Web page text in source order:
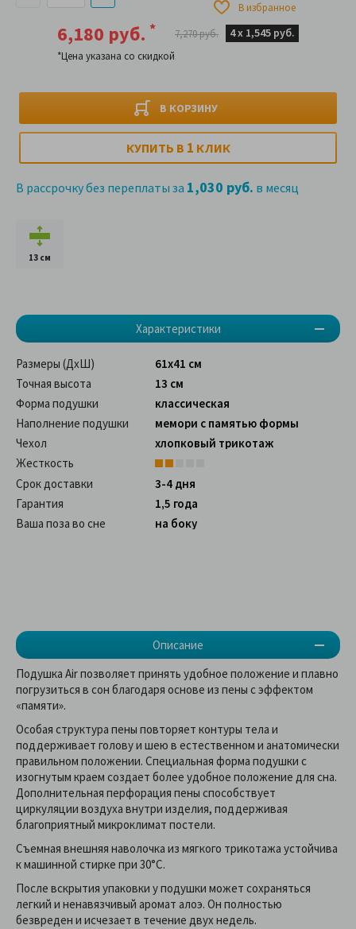
6,180 руб. *
*Цена указана со скидкой
7,270 руб. 4 х 1,545 руб.
В КОРЗИНУ
В избранное
КУПИТЬ В 1 КЛИК
В рассрочку без переплаты за 1,030 руб. в месяц
13 см
Характеристики
Описание
Размеры (ДхШ)
61х41 см
Точная высота
13 см
Форма подушки
классическая
Наполнение подушки
мемори с памятью формы
Чехол
хлопковый трикотаж
Жесткость
Срок доставки
3-4 дня
Гарантия
1,5 года
Ваша поза во сне
на боку
Подушка Air позволяет принять удобное положение и плавно
погрузиться в сон благодаря основе из пены с эффектом
«памяти».
Особая структура пены повторяет контуры тела и
поддерживает голову и шею в естественном и анатомически
правильном положении. Специальная форма подушки с
изогнутым краем создает более удобное положение для сна.
Дополнительная перфорация пены способствует
циркуляции воздуха внутри изделия, поддерживая
благоприятный микроклимат постели.
Съемная внешняя наволочка из мягкого трикотажа устойчива
к машинной стирке при 30°С.
После вскрытия упаковки у подушки может сохраняться
легкий и ненавязчивый аромат алоэ. Он полностью
безвреден и исчезает в течение двух недель.